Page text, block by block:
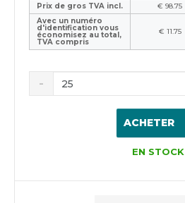
Prix de gros TVA incl.
€ 98.75
Avec un numéro
d'identification vous
économisez au total,
TVA compris
€ 11.75
ACHETER
EN STOCK